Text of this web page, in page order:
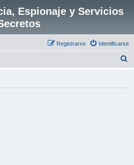
Espionaje y Servicios
Identificarse
Registrarse